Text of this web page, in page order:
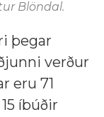
Blöndal.
þegar
verður
eru 71
íbúðir